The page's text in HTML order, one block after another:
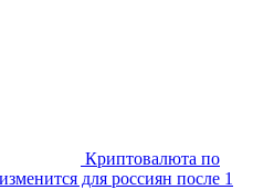
Криптовалюта по
для россиян после 1